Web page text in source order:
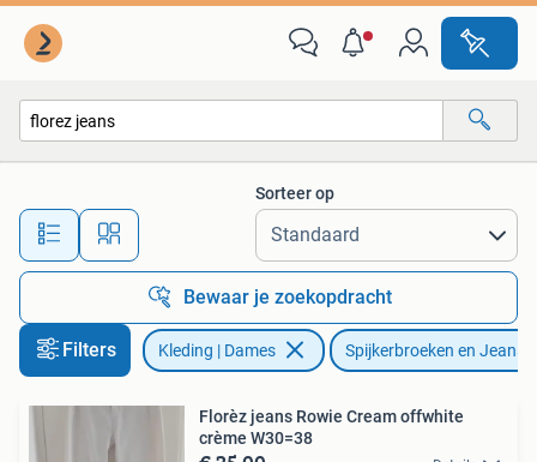
Alle afstanden…
Sorteer op
Bewaar je zoekopdracht
Filters Kleding | Dames Spijkerbroeken en Jeans
Florèz jeans Rowie Cream offwhite
crème W30=38